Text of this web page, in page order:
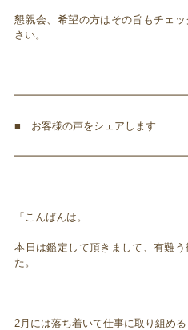
懇親会、希望の方はその旨もチェ
さい。
■ お客様の声をシェアします
「こんばんは。
本日は鑑定して頂きまして、有難う
た。
2月には落ち着いて仕事に取り組める